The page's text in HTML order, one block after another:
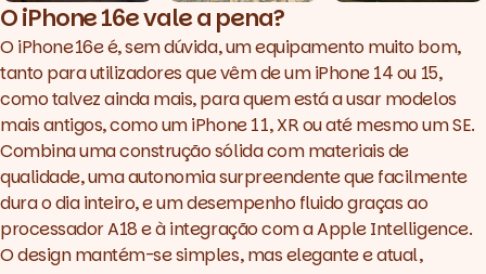
O iPhone 16e vale a pena?
O iPhone 16e é, sem dúvida, um equipamento muito bom,
tanto para utilizadores que vêm de um iPhone 14 ou 15,
como talvez ainda mais, para quem está a usar modelos
mais antigos, como um iPhone 11, XR ou até mesmo um SE.
Combina uma construção sólida com materiais de
qualidade, uma autonomia surpreendente que facilmente
dura o dia inteiro, e um desempenho fluido graças ao
processador A18 e à integração com a Apple Intelligence.
O design mantém-se simples, mas elegante e atual,